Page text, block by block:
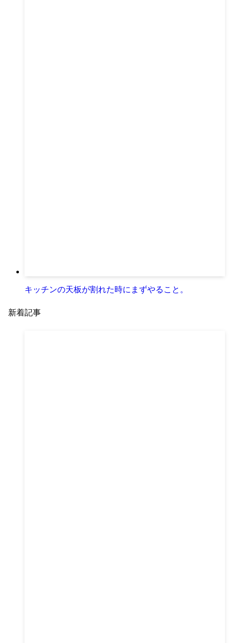
キッチンの天板が割れた時にまずやること。
新着記事